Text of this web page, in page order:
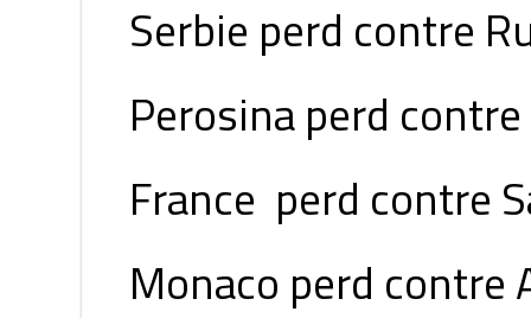
Serbie perd contre
Perosina perd
France perd contre
Monaco perd contre